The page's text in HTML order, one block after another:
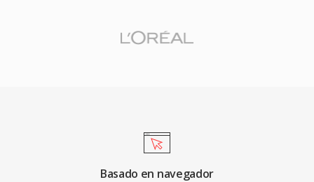
Basado en navegador